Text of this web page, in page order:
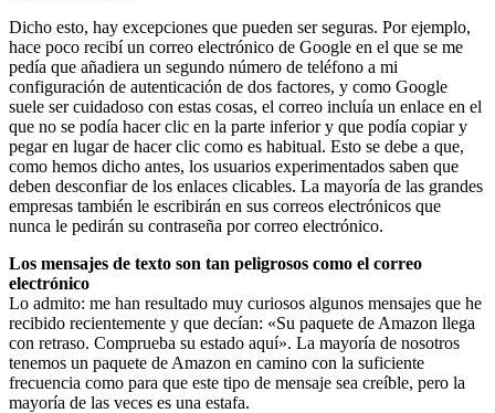
Dicho esto, hay excepciones que pueden ser seguras. Por ejemplo,
hace poco recibí un correo electrónico de Google en el que se me
pedía que añadiera un segundo número de teléfono a mi
configuración de autenticación de dos factores, y como Google
suele ser cuidadoso con estas cosas, el correo incluía un enlace en el
que no se podía hacer clic en la parte inferior y que podía copiar y
pegar en lugar de hacer clic como es habitual. Esto se debe a que,
como hemos dicho antes, los usuarios experimentados saben que
deben desconfiar de los enlaces clicables. La mayoría de las grandes
empresas también le escribirán en sus correos electrónicos que
nunca le pedirán su contraseña por correo electrónico.
Los mensajes de texto son tan peligrosos como el correo
electrónico
Lo admito: me han resultado muy curiosos algunos mensajes que he
recibido recientemente y que decían: «Su paquete de Amazon llega
con retraso. Comprueba su estado aquí». La mayoría de nosotros
tenemos un paquete de Amazon en camino con la suficiente
frecuencia como para que este tipo de mensaje sea creíble, pero la
mayoría de las veces es una estafa.